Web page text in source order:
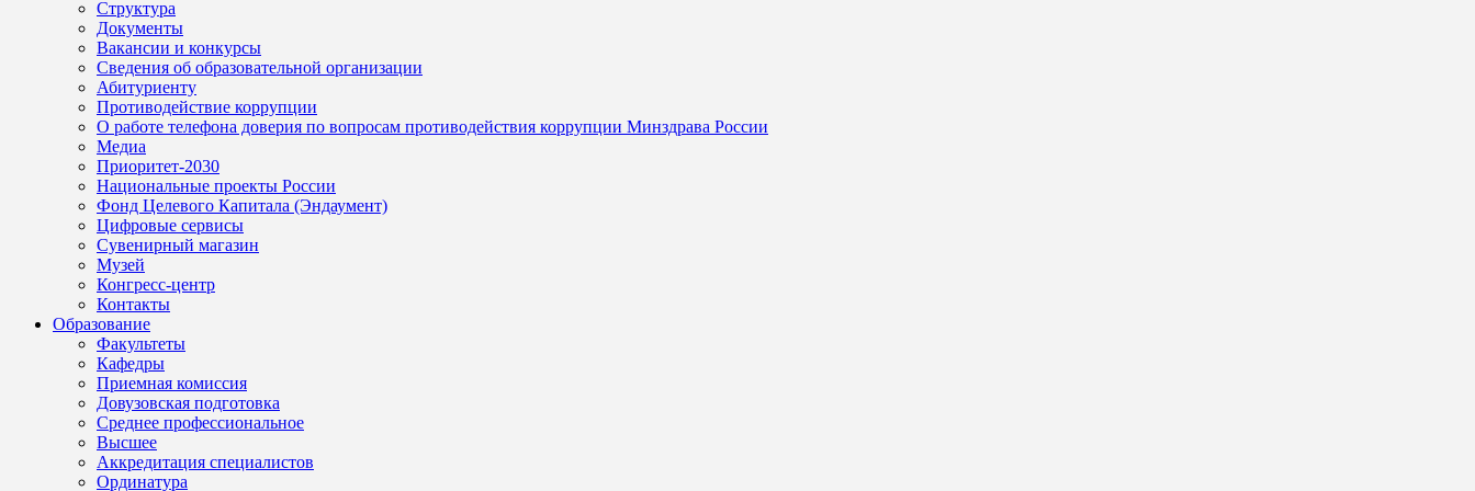
Структура
Документы
Вакансии и конкурсы
Сведения об образовательной организации
Абитуриенту
Противодействие коррупции
О работе телефона доверия по вопросам противодействия коррупции Минздрава России
Медиа
Приоритет-2030
Национальные проекты России
Фонд Целевого Капитала (Эндаумент)
Цифровые сервисы
Сувенирный магазин
Музей
Конгресс-центр
Контакты
Образование
Факультеты
Кафедры
Приемная комиссия
Довузовская подготовка
Среднее профессиональное
Высшее
Аккредитация специалистов
Ординатура